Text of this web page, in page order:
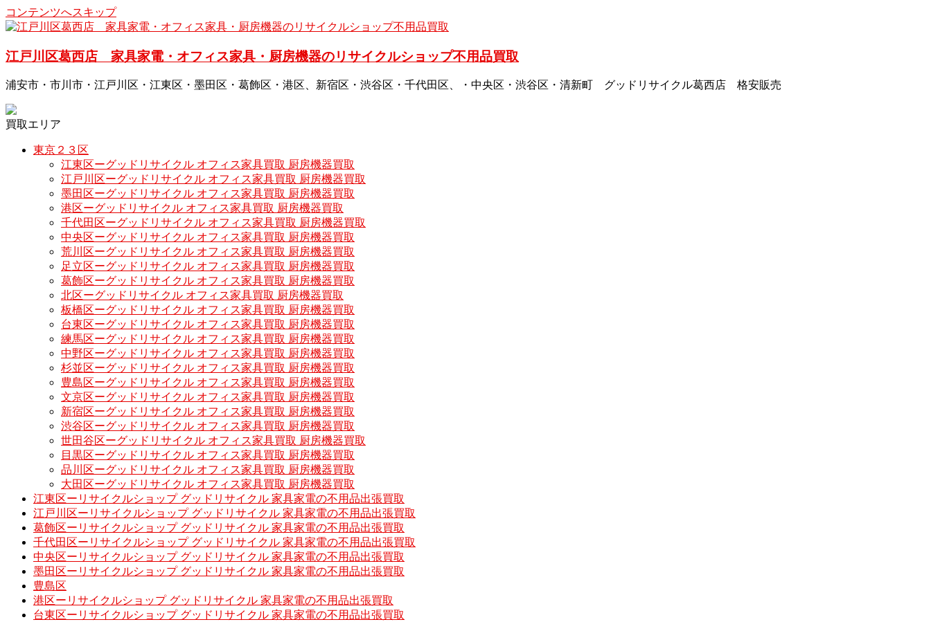
コンテンツへスキップ
江戸川区葛西店 家具家電・オフィス家具・厨房機器のリサイクルショップ不用品買取
浦安市・市川市・江戸川区・江東区・墨田区・葛飾区・港区、新宿区・渋谷区・千代田区、・中央区・渋谷区・清新町 グッドリサイクル葛西店 格安販売
買取エリア
東京２３区
江東区ーグッドリサイクル オフィス家具買取 厨房機器買取
江戸川区ーグッドリサイクル オフィス家具買取 厨房機器買取
墨田区ーグッドリサイクル オフィス家具買取 厨房機器買取
港区ーグッドリサイクル オフィス家具買取 厨房機器買取
千代田区ーグッドリサイクル オフィス家具買取 厨房機器買取
中央区ーグッドリサイクル オフィス家具買取 厨房機器買取
荒川区ーグッドリサイクル オフィス家具買取 厨房機器買取
足立区ーグッドリサイクル オフィス家具買取 厨房機器買取
葛飾区ーグッドリサイクル オフィス家具買取 厨房機器買取
北区ーグッドリサイクル オフィス家具買取 厨房機器買取
板橋区ーグッドリサイクル オフィス家具買取 厨房機器買取
台東区ーグッドリサイクル オフィス家具買取 厨房機器買取
練馬区ーグッドリサイクル オフィス家具買取 厨房機器買取
中野区ーグッドリサイクル オフィス家具買取 厨房機器買取
杉並区ーグッドリサイクル オフィス家具買取 厨房機器買取
豊島区ーグッドリサイクル オフィス家具買取 厨房機器買取
文京区ーグッドリサイクル オフィス家具買取 厨房機器買取
新宿区ーグッドリサイクル オフィス家具買取 厨房機器買取
渋谷区ーグッドリサイクル オフィス家具買取 厨房機器買取
世田谷区ーグッドリサイクル オフィス家具買取 厨房機器買取
目黒区ーグッドリサイクル オフィス家具買取 厨房機器買取
品川区ーグッドリサイクル オフィス家具買取 厨房機器買取
大田区ーグッドリサイクル オフィス家具買取 厨房機器買取
江東区ーリサイクルショップ グッドリサイクル 家具家電の不用品出張買取
江戸川区ーリサイクルショップ グッドリサイクル 家具家電の不用品出張買取
葛飾区ーリサイクルショップ グッドリサイクル 家具家電の不用品出張買取
千代田区ーリサイクルショップ グッドリサイクル 家具家電の不用品出張買取
中央区ーリサイクルショップ グッドリサイクル 家具家電の不用品出張買取
墨田区ーリサイクルショップ グッドリサイクル 家具家電の不用品出張買取
豊島区
港区ーリサイクルショップ グッドリサイクル 家具家電の不用品出張買取
台東区ーリサイクルショップ グッドリサイクル 家具家電の不用品出張買取